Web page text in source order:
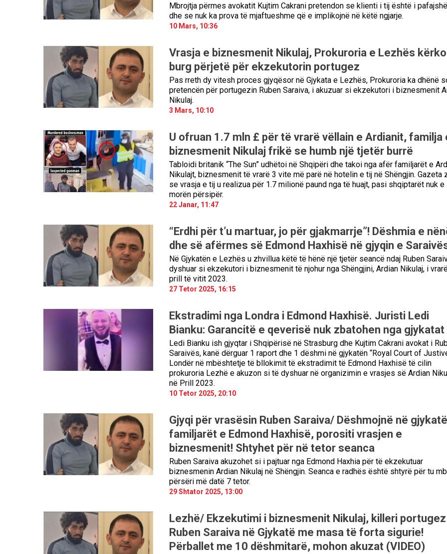
Mbrojtja përmes avokatit Kujtim Cakrani pretendon se klienti i tij është i
dhe se nuk ka prova të mjaftueshme që e implikojnë në këtë ngjarje.
10 Mars, 10:36
Vrasja e biznesmenit Nikulaj, Prokuroria e Lezhës
burg përjetë për ekzekutorin portugez
Pas rreth dy vitesh proces gjyqësor në Gjykata e Lezhës, Prokuroria ka dhënë
pretencën për portugezin Ruben Saraiva, i akuzuar si ekzekutori i biznesmenit
Nikulaj.
3 Mars, 10:10
U ofruan 1.7 mln £ për të vrarë vëllain e Ardianit, familja
biznesmenit Nikulaj frikë se humb një tjetër burrë
Tabloidi britanik “The Sun” udhëtoi në Shqipëri dhe takoi nga afër familjarët e
Nikulajt, biznesmenit të vrarë 3 vite më parë në hotelin e tij në Shëngjin. Gazeta
se vrasja e tij u realizua për 1.7 milionë paund nga të huajt, pasi shqiptarët nuk e
morën përsipër.
22 Janar, 11:47
“Erdhi për t’u martuar, jo për gjakmarrje”! Dëshmia e
dhe së afërmes së Edmond Haxhisë në gjyqin e
Në Gjykatën e Lezhës u zhvillua këtë të hënë një tjetër seancë ndaj Ruben
dyshuar si ekzekutori i biznesmenit të njohur nga Shëngjini, Ardian Nikulaj, i
prill të vitit 2023.
27 Tetor 2025, 16:15
Ekstradimi nga Londra i Edmond Haxhisë. Juristi Ledi
Bianku: Garancitë e qeverisë nuk zbatohen nga gjykatat
Ledi Bianku ish gjyqtar i Shqipërisë në Strasburg dhe Kujtim Cakrani avokat i
Saraivës, kanë dërguar 1 raport dhe 1 dëshmi në gjykatën “Royal Court of
Londër në mbështetje të bllokimit të ekstradimit të Edmond Haxhisë të cilin
prokuroria Lezhë e akuzon si të dyshuar në organizimin e vrasjes së Ardian
në Prill 2023.
10 Tetor 2025, 20:10
Gjyqi për vrasësin Ruben Saraiva/ Dëshmojnë në gjykatë
familjarët e Edmond Haxhisë, porositi vrasjen e
biznesmenit! Shtyhet për në tetor seanca
Ruben Saraiva akuzohet si i pajtuar nga Edmond Haxhia për të ekzekutuar
biznesmenin Ardian Nikulaj në Shëngjin. Seanca e radhës është shtyrë për tu
përsëri më datë 7 tetor.
29 Shtator 2025, 13:00
Lezhë/ Ekzekutimi i biznesmenit Nikulaj, killeri portugez
Ruben Saraiva në Gjykatë me masa të forta sigurie!
Përballet me 10 dëshmitarë, mohon akuzat (VIDEO)